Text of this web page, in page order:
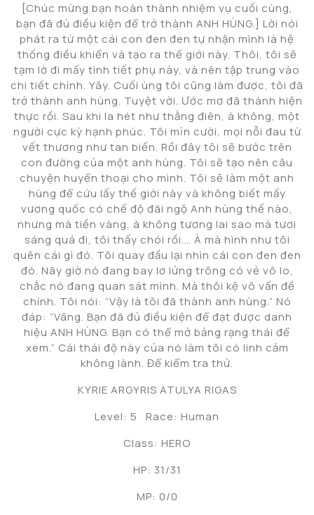
[Chúc mừng bạn hoàn thành nhiệm vụ cuối cùng,
bạn đã đủ điều kiện để trở thành ANH HÙNG.] Lời nói
phát ra từ một cái con đen đen tự nhận mình là hệ
thống điều khiển và tạo ra thế giới này. Thôi, tôi sẽ
tạm lờ đi mấy tình tiết phụ này, và nên tập trung vào
chi tiết chính. Yây. Cuối ùng tôi cũng làm được, tôi đã
trở thành anh hùng. Tuyệt vời. Ước mơ đã thành hiện
thực rồi. Sau khi la hét như thằng điên, à không, một
người cực kỳ hạnh phúc. Tôi mỉn cười, mọi nỗi đau từ
vết thương như tan biến. Rồi đây tôi sẽ bước trên
con đường của một anh hùng. Tôi sẽ tạo nên câu
chuyện huyển thoại cho mình. Tôi sẽ làm một anh
hùng để cứu lấy thế giới này và không biết mấy
vương quốc có chế độ đãi ngộ Anh hùng thế nào,
nhưng mà tiền vàng, à không tương lai sao mà tươi
sáng quá đi, tôi thấy chói rồi.… À mà hình như tôi
quên cái gì đó. Tôi quay đầu lại nhìn cái con đen đen
đó. Nãy giờ nó đang bay lơ lửng trông có vẻ vô lo,
chắc nó đang quan sát mình. Mà thôi kệ vô vấn đề
chính. Tôi nói: “Vậy là tôi đã thành anh hùng.” Nó
đáp: “Vâng. Bạn đã đủ điều kiện để đạt được danh
hiệu ANH HÙNG. Bạn có thể mở bảng rạng thái để
xem.” Cái thái độ này của nó làm tôi có linh cảm
không lành. Để kiểm tra thử.
KYRIE ARGYRIS ATULYA RIGAS
Level: 5 Race: Human
Class: HERO
HP: 31/31
MP: 0/0